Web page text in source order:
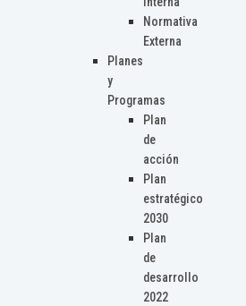
Normativa
Externa
Planes
y
Programas
Plan
de
acción
Plan
estratégico
2030
Plan
de
desarrollo
2022